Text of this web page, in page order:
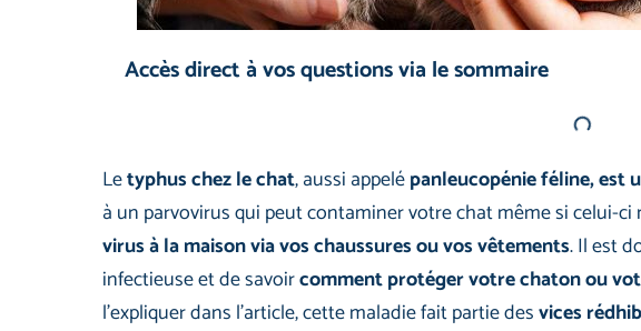
Accès direct à vos questions via le sommaire
Letyphus chez le chat, aussi appelépanleucopénie féline, est
à un parvovirus qui peut contaminer votre chat même si celui-ci
virus à la maison via vos chaussures ou vos vêtements. Il est
infectieuse et de savoircomment protéger votre chaton ou
l’expliquer dans l’article, cette maladie fait partie desvices